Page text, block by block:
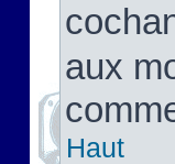
aux
Haut